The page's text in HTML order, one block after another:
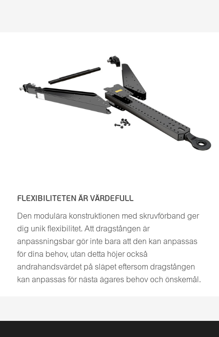
FLEXIBILITETEN ÄR VÄRDEFULL
Den modulära konstruktionen med skruvförband ger
dig unik flexibilitet. Att dragstången är
anpassningsbar gör inte bara att den kan anpassas
för dina behov, utan detta höjer också
andrahandsvärdet på släpet eftersom dragstången
kan anpassas för nästa ägares behov och önskemål.